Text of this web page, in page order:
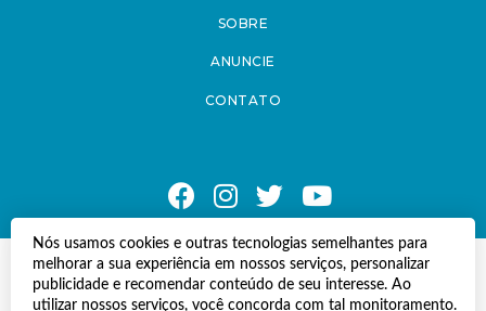
Nós usamos cookies e outras tecnologias semelhantes para
melhorar a sua experiência em nossos serviços, personalizar
publicidade e recomendar conteúdo de seu interesse. Ao
utilizar nossos serviços, você concorda com tal monitoramento.
SOBRE
ANUNCIE
CONTATO
© Copyright 2021 A Notícia do Caparaó.
Todos os direitos reservados.